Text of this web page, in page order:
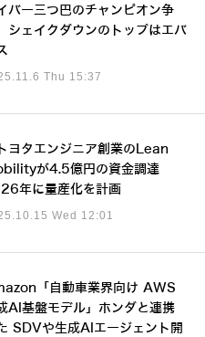
バー三つ巴のチャンピオン争
シェイクダウンのトップはエバ
Thu 15:37
ヨタエンジニア創業のLean
が4.5億円の資金調達
年に量産化を計画
Wed 12:01
「自動車業界向け AWS
AI基盤モデル」ホンダと連携
SDVや生成AIエージェント開